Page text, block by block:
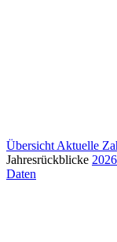
Übersicht Aktuelle
Jahresrückblicke 2026
Daten